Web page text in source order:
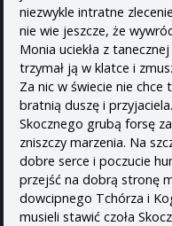
niezwykle intratne
nie wie jeszcze, że
Monia uciekła z
trzymał ją w klatce i
Za nic w świecie nie
bratnią duszę i
Skocznego grubą forsę
zniszczy marzenia. Na
dobre serce i poczucie
przejść na dobrą stronę
dowcipnego Tchórza i
musieli stawić czoła